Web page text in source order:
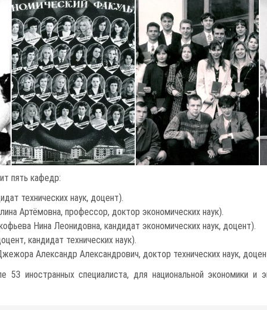
пять кафедр:
технических наук, доцент).
Артёмовна, профессор, доктор экономических наук).
Нина Леонидовна, кандидат экономических наук, доцент).
кандидат технических наук).
Александр Александрович, доктор технических наук,
иностранных специалиста, для национальной экономики и